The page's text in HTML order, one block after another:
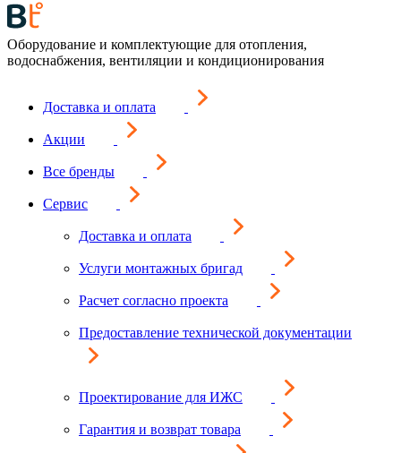
Оборудование и комплектующие для отопления,
водоснабжения, вентиляции и кондиционирования
Доставка и оплата
Акции
Все бренды
Сервис
Доставка и оплата
Услуги монтажных бригад
Расчет согласно проекта
Предоставление технической документации
Проектирование для ИЖС
Гарантия и возврат товара